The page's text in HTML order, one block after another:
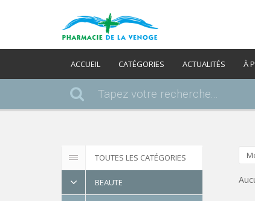
ACCUEIL CATÉGORIES ACTUALITÉS À
TOUTES LES CATÉGORIES
BEAUTE